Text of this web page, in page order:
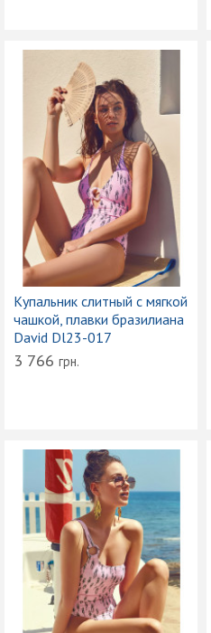
Купальник слитный с мягкой
чашкой, плавки бразилиана
David Dl23-017
3 766 грн.